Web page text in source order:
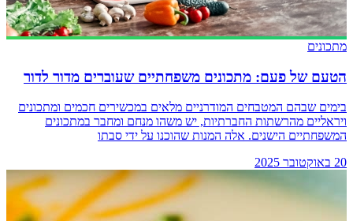
מתכונים
הטעם של פעם: מתכונים משפחתיים שעוברים מדור לדור
בימים שבהם המטבחים המודרניים מלאים במכשירים חכמים ומתכונים
ויראליים מהרשתות החברתיות, יש משהו מנחם ומחבר במתכונים
המשפחתיים הישנים. אלה המנות שהוכנו על ידי סבתו
20 באוקטובר 2025